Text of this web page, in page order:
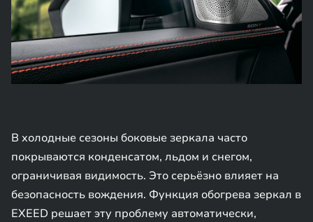
В холодные сезоны боковые зеркала часто
покрываются конденсатом, льдом и снегом,
ограничивая видимость. Это серьёзно влияет на
безопасность вождения. Функция обогрева зеркал в
EXEED решает эту проблему автоматически,